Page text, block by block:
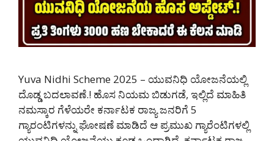
Yuva Nidhi Scheme 2025 – ಯುವನಿಧಿ ಯೋಜನೆಯಲ್ಲಿ
ದೊಡ್ಡ ಬದಲಾವಣೆ.! ಹೊಸ ನಿಯಮ ಬಿಡುಗಡೆ, ಇಲ್ಲಿದೆ ಮಾಹಿತಿ
ನಮಸ್ಕಾರ ಗೆಳೆಯರೇ ಕರ್ನಾಟಕ ರಾಜ್ಯ ಜನರಿಗೆ 5
ಗ್ಯಾರಂಟಿಗಳನ್ನು ಘೋಷಣೆ ಮಾಡಿದೆ ಆ ಪ್ರಮುಖ ಗ್ಯಾರೆಂಟಿಗಳಲ್ಲಿ